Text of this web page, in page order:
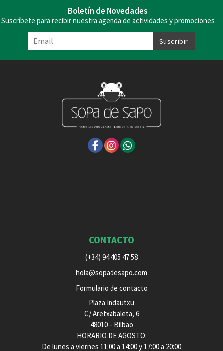
Boletín de Novedades
Suscríbete para recibir nuestra agenda de actividades y promociones
CONTACTO
(+34) 94 405 47 58
hola@sopadesapo.com
Formulario de contacto
Plaza Indautxu
C/ Aretxabaleta, 6
48010 – Bilbao
HORARIO DE AGOSTO:
De lunes a viernes 11:00 a 14:00 y 17:00 a 20:00